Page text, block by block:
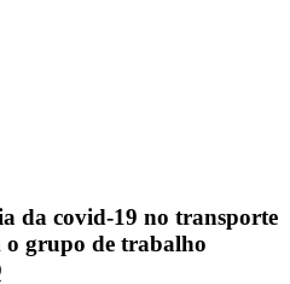
da covid-19 no transporte
grupo de trabalho